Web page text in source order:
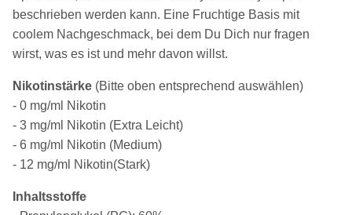
beschrieben werden kann. Eine Fruchtige Basis mit
coolem Nachgeschmack, bei dem Du Dich nur fragen
wirst, was es ist und mehr davon willst.
Nikotinstärke (Bitte oben entsprechend auswählen)
- 0 mg/ml Nikotin
- 3 mg/ml Nikotin (Extra Leicht)
- 6 mg/ml Nikotin (Medium)
- 12 mg/ml Nikotin(Stark)
Inhaltsstoffe